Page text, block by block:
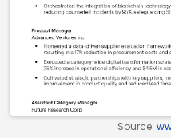
Source: